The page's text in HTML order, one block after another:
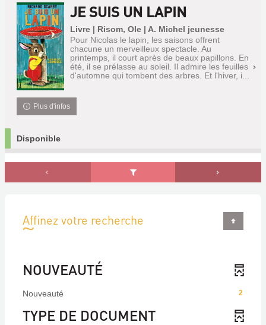
JE SUIS UN LAPIN
Livre | Risom, Ole | A. Michel jeunesse
Pour Nicolas le lapin, les saisons offrent
chacune un merveilleux spectacle. Au
printemps, il court après de beaux papillons. En
été, il se prélasse au soleil. Il admire les feuilles
d'automne qui tombent des arbres. Et l'hiver, i...
Plus d'infos
Disponible
Affinez votre recherche
NOUVEAUTÉ
2
Nouveauté
TYPE DE DOCUMENT